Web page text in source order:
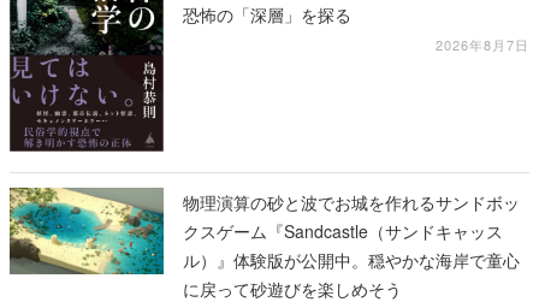
恐怖の「深層」を探る
2026年8月7日
物理演算の砂と波でお城を作れるサンドボッ
クスゲーム『Sandcastle（サンドキャッス
ル）』体験版が公開中。穏やかな海岸で童心
に戻って砂遊びを楽しめそう